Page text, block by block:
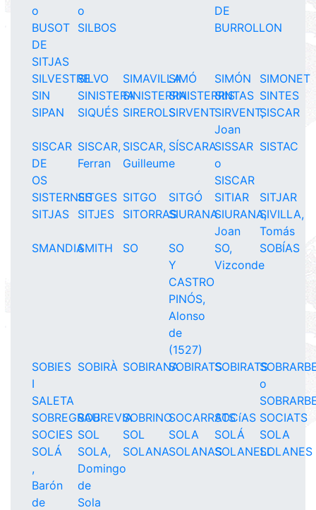
o
BUSOT
DE
SITJAS
o
SILBOS
DE
BURROLLON
SILVESTRESILVO SIMAVILLASIMÓ SIMÓN
SIMONET
SIN
SINISTERASINISTERRASINISTERRISSINTAS SINTES
SIPAN
SIQUÉS SIREROLSSIRVENTSIRVENT,
Joan
SISCAR
SISCAR
DE
OS
SISCAR,
Ferran
SISCAR,
Guilleume
SÍSCARASISSAR
o
SISCAR
SISTAC
SISTERNESSITGES SITGO SITGÓ SITIAR
SITJAR
SITJAS
SITJES SITORRASSIURANASIURANA,
Joan
SIVILLA,
Tomás
SMANDIASMITH SO
SO
Y
CASTRO
PINÓS,
Alonso
de
(1527)
SO,
Vizconde
SOBÍAS
SOBIES
I
SALETA
SOBIRÀ SOBIRANASOBIRATSSOBIRATS
o
SOBREGRAUSOBREVIASOBRINOSOCARRATSSOCíAS SOCIATS
SOCIES SOL SOL SOLA SOLÁ
SOLA
SOLÁ
,
Barón
de
SOLA,
Domingo
de
Sola
SOLANASOLANASSOLANELLSOLANES